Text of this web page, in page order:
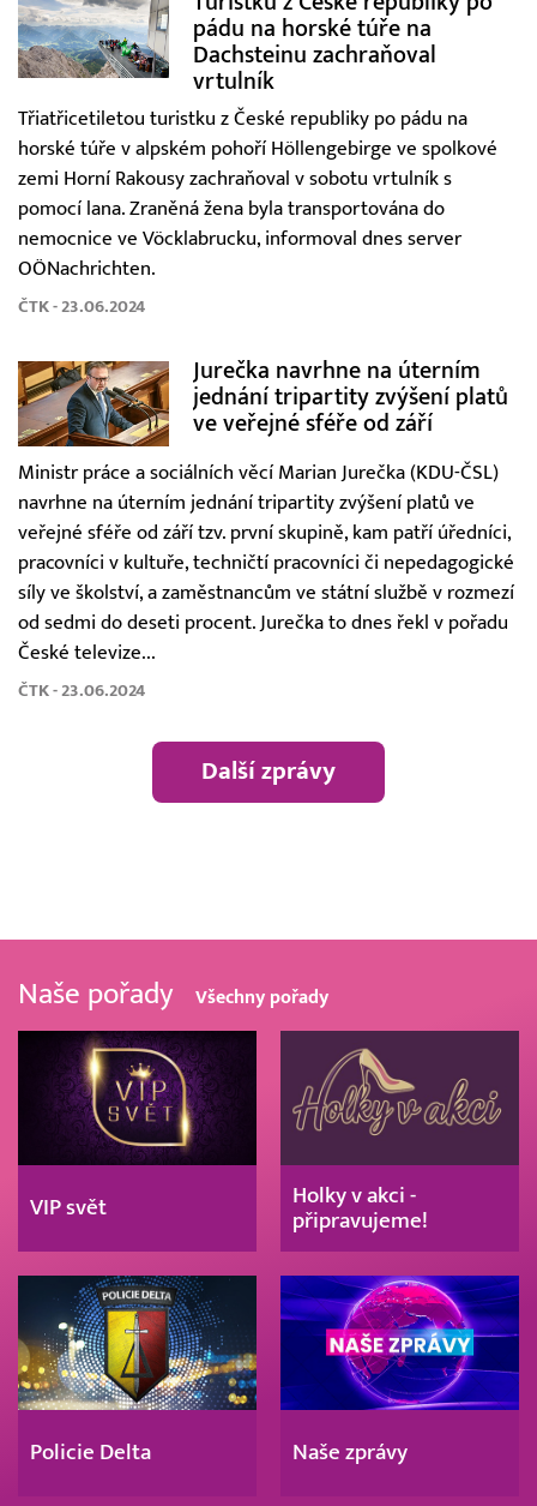
pádu na horské túře na
Dachsteinu zachraňoval
vrtulník
Třiatřicetiletou turistku z České republiky po pádu na
horské túře v alpském pohoří Höllengebirge ve spolkové
zemi Horní Rakousy zachraňoval v sobotu vrtulník s
pomocí lana. Zraněná žena byla transportována do
nemocnice ve Vöcklabrucku, informoval dnes server
OÖNachrichten.
ČTK - 23.06.2024
Jurečka navrhne na úterním
jednání tripartity zvýšení platů
ve veřejné sféře od září
Ministr práce a sociálních věcí Marian Jurečka (KDU-ČSL)
navrhne na úterním jednání tripartity zvýšení platů ve
veřejné sféře od září tzv. první skupině, kam patří úředníci,
pracovníci v kultuře, techničtí pracovníci či nepedagogické
síly ve školství, a zaměstnancům ve státní službě v rozmezí
od sedmi do deseti procent. Jurečka to dnes řekl v pořadu
České televize...
ČTK - 23.06.2024
Další zprávy
Naše pořady Všechny pořady
VIP svět
Holky v akci -
připravujeme!
Policie Delta Naše zprávy